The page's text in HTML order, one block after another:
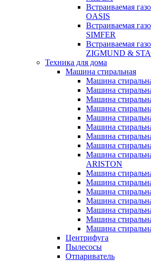
Встраиваемая
OASIS
Встраиваемая
SIMFER
Встраиваемая
ZIGMUND &
Техника для дома
Машина стиральная
Машина
Машина
Машина
Машина
Машина
Машина
Машина
Машина
Машина
ARISTON
Машина
Машина
Машина
Машина
Машина
Машина
Машина
Центрифуга
Пылесосы
Отпариватель